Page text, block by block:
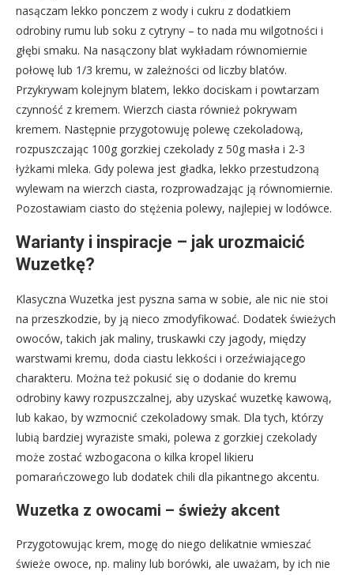
nasączam lekko ponczem z wody i cukru z dodatkiem
odrobiny rumu lub soku z cytryny – to nada mu wilgotności i
głębi smaku. Na nasączony blat wykładam równomiernie
połowę lub 1/3 kremu, w zależności od liczby blatów.
Przykrywam kolejnym blatem, lekko dociskam i powtarzam
czynność z kremem. Wierzch ciasta również pokrywam
kremem. Następnie przygotowuję polewę czekoladową,
rozpuszczając 100g gorzkiej czekolady z 50g masła i 2-3
łyżkami mleka. Gdy polewa jest gładka, lekko przestudzoną
wylewam na wierzch ciasta, rozprowadzając ją równomiernie.
Pozostawiam ciasto do stężenia polewy, najlepiej w lodówce.
Warianty i inspiracje – jak urozmaicić
Wuzetkę?
Klasyczna Wuzetka jest pyszna sama w sobie, ale nic nie stoi
na przeszkodzie, by ją nieco zmodyfikować. Dodatek świeżych
owoców, takich jak maliny, truskawki czy jagody, między
warstwami kremu, doda ciastu lekkości i orzeźwiającego
charakteru. Można też pokusić się o dodanie do kremu
odrobiny kawy rozpuszczalnej, aby uzyskać wuzetkę kawową,
lub kakao, by wzmocnić czekoladowy smak. Dla tych, którzy
lubią bardziej wyraziste smaki, polewa z gorzkiej czekolady
może zostać wzbogacona o kilka kropel likieru
pomarańczowego lub dodatek chili dla pikantnego akcentu.
Wuzetka z owocami – świeży akcent
Przygotowując krem, mogę do niego delikatnie wmieszać
świeże owoce, np. maliny lub borówki, ale uważam, by ich nie